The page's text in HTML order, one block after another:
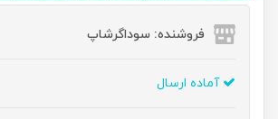
فروشنده: سوداگرشاپ
آماده ارسال